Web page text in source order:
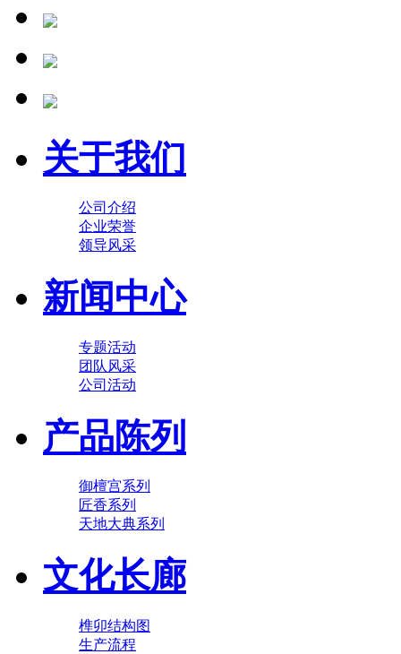
关于我们
公司介绍
企业荣誉
领导风采
新闻中心
专题活动
团队风采
公司活动
产品陈列
御檀宫系列
匠香系列
天地大典系列
文化长廊
榫卯结构图
生产流程